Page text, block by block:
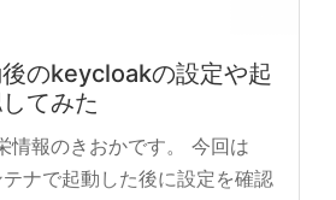
のkeycloakの設定や起
てみた
情報のきおかです。 今回は
ナで起動した後に設定を確認